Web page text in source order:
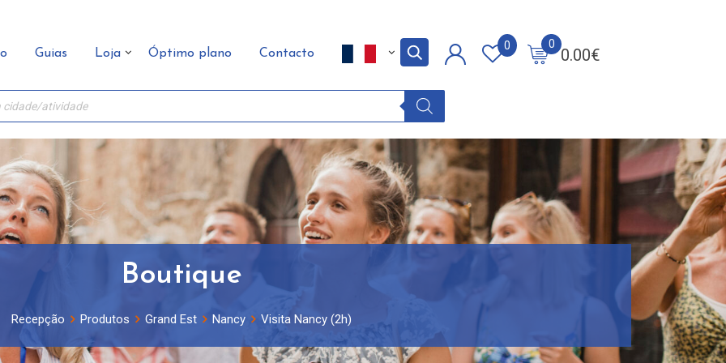
Guias Loja Óptimo plano Contacto 0.00€
0
0
Boutique
Recepção Produtos Grand Est Nancy Visita Nancy (2h)